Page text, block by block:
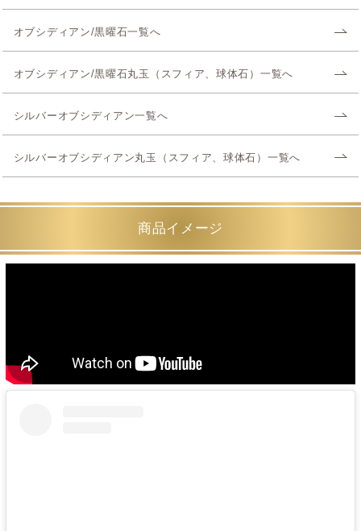
オブシディアン/黒曜石一覧へ
オブシディアン/黒曜石丸玉（スフィア、球体石）一覧へ
シルバーオブシディアン一覧へ
シルバーオブシディアン丸玉（スフィア、球体石）一覧へ
商品イメージ